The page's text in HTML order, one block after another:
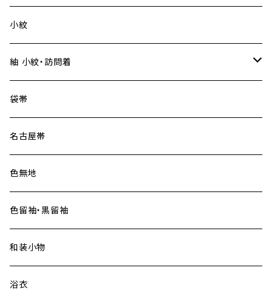
小紋
紬 小紋・訪問着
大島紬
袋帯
名古屋帯
色無地
色留袖・黒留袖
和装小物
浴衣